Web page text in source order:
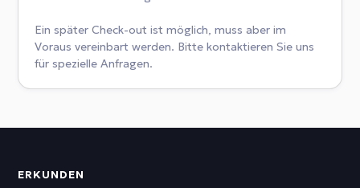
Ein später Check-out ist möglich, muss aber im
Voraus vereinbart werden. Bitte kontaktieren Sie uns
für spezielle Anfragen.
ERKUNDEN